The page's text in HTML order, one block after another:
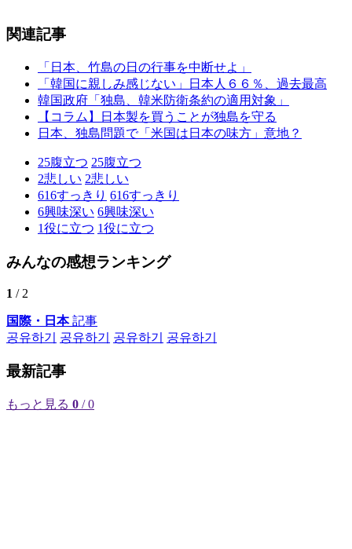
関連記事
「日本、竹島の日の行事を中断せよ」
「韓国に親しみ感じない」日本人６６％、過去最高
韓国政府「独島、韓米防衛条約の適用対象」
【コラム】日本製を買うことが独島を守る
日本、独島問題で「米国は日本の味方」意地？
25腹立つ 25腹立つ
2悲しい 2悲しい
616すっきり 616すっきり
6興味深い 6興味深い
1役に立つ 1役に立つ
みんなの感想ランキング
1 / 2
国際・日本記事
공유하기
공유하기 공유하기 공유하기
最新記事
もっと見る 0 / 0